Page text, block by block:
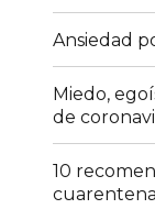
Ansiedad
Miedo,
de
10
cuarentena